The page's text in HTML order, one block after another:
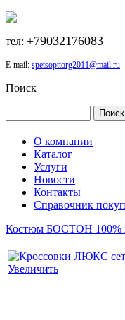
тел: +79032176083
E-mail: spetsopttorg2011@mail.ru
Поиск
О компании
Каталог
Услуги
Новости
Контакты
Справочник
Костюм БОСТОН 100%
Увеличить